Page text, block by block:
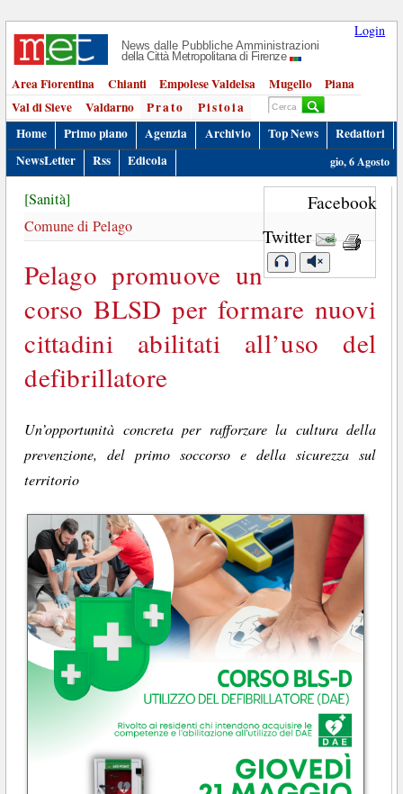
Login
News dalle Pubbliche Amministrazioni
della Città Metropolitana di Firenze
Area Fiorentina Chianti Empolese Valdelsa Mugello
Piana
Val di Sieve
Valdarno Prato
Pistoia
Home
Primo piano Agenzia Archivio Top News
Redattori
NewsLetter
Rss Edicola gio, 6 Agosto
Facebook
Twitter
[Sanità]
Comune di Pelago
Pelago promuove un
corso BLSD per formare nuovi
cittadini abilitati all’uso del
defibrillatore
Un’opportunità concreta per rafforzare la cultura della
prevenzione, del primo soccorso e della sicurezza sul
territorio